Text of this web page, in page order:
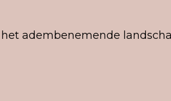
adembenemende